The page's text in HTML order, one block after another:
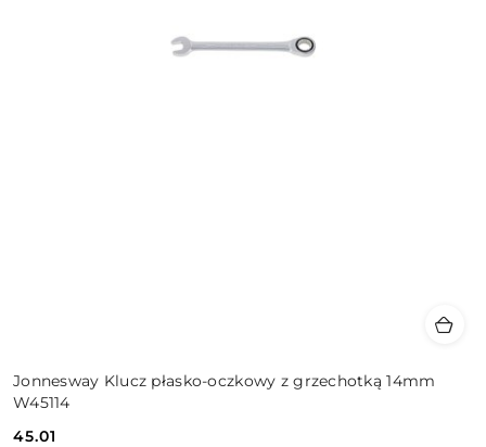
Jonnesway Klucz płasko-oczkowy z grzechotką 14mm
W45114
45.01